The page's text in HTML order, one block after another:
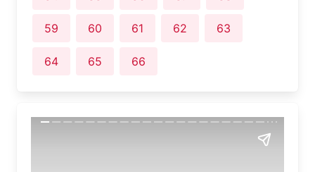
59 60 61 62 63
64 65 66